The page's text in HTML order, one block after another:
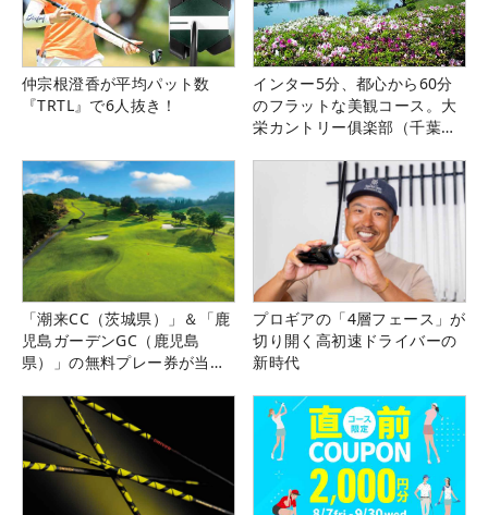
仲宗根澄香が平均パット数
『TRTL』で6人抜き！
インター5分、都心から60分
のフラットな美観コース。大
栄カントリー俱楽部（千葉
「潮来CC（茨城県）」＆「鹿
児島ガーデンGC（鹿児島
県）」の無料プレー券が当た
プロギアの「4層フェース」が
切り開く高初速ドライバーの
新時代